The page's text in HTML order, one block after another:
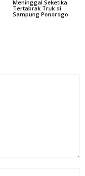
Meninggal Seketika
Tertabrak Truk di
Sampung Ponorogo